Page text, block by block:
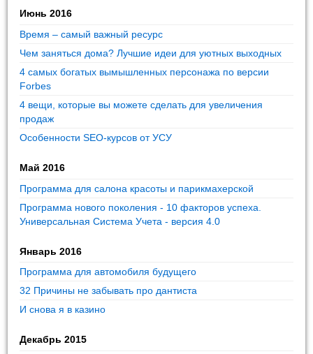
Июнь 2016
Время – самый важный ресурс
Чем заняться дома? Лучшие идеи для уютных выходных
4 самых богатых вымышленных персонажа по версии
Forbes
4 вещи, которые вы можете сделать для увеличения
продаж
Особенности SEO-курсов от УСУ
Май 2016
Программа для салона красоты и парикмахерской
Программа нового поколения - 10 факторов успеха.
Универсальная Система Учета - версия 4.0
Январь 2016
Программа для автомобиля будущего
32 Причины не забывать про дантиста
И снова я в казино
Декабрь 2015